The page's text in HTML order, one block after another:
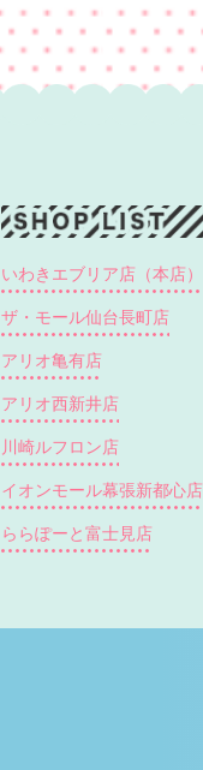
いわきエブリア店（本店）
ザ・モール仙台長町店
アリオ亀有店
アリオ西新井店
川崎ルフロン店
イオンモール幕張新都心店
ららぽーと富士見店